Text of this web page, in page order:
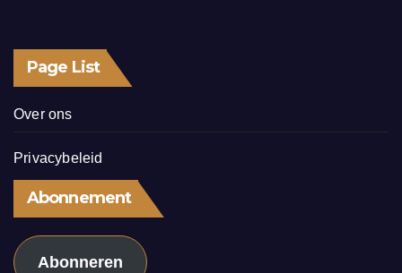
Page List
Over ons
Privacybeleid
Abonnement
Abonneren